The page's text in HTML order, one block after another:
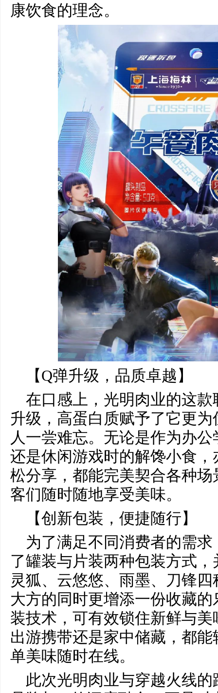
康饮食的理念。
【Q弹升级，品质卓越】
在口感上，光明肉业的这
升级，高蛋白质赋予了它更
人一尝难忘。无论是作为办公
还是休闲游戏时的解馋小食
松分享，都能完美契合各种场
客们随时随地享受美味。
【创新包装，便捷随行】
为了满足不同消费者的需
了罐装与片装两种包装方式
灵狐、云悠悠、雨墨、刀锋
大方的同时更增添一份收藏
装技术，可有效锁住新鲜与
出游携带还是家中储藏，都
单美味随时在线。
此次光明肉业与穿越火线